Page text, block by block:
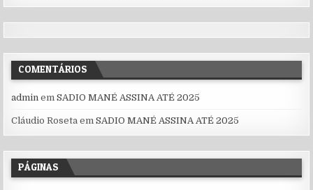
COMENTÁRIOS
admin emSADIO MANÉ ASSINA ATÉ 2025
Cláudio Roseta emSADIO MANÉ ASSINA ATÉ 2025
PÁGINAS